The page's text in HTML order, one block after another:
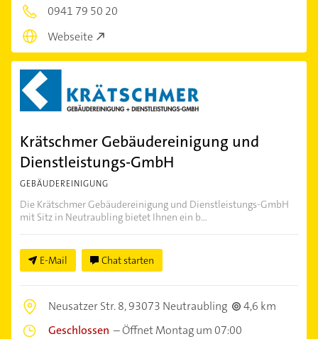
0941 79 50 20
Webseite
Krätschmer Gebäudereinigung und
Dienstleistungs-GmbH
GEBÄUDEREINIGUNG
Die Krätschmer Gebäudereinigung und Dienstleistungs-GmbH
mit Sitz in Neutraubling bietet Ihnen ein b...
E-Mail Chat starten
Neusatzer Str. 8,93073 Neutraubling
4,6 km
Geschlossen –Öffnet Montag um 07:00